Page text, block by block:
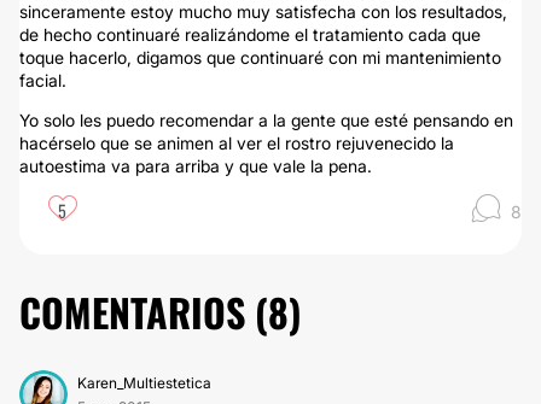
sinceramente estoy mucho muy satisfecha con los resultados,
de hecho continuaré realizándome el tratamiento cada que
toque hacerlo, digamos que continuaré con mi mantenimiento
facial.
Yo solo les puedo recomendar a la gente que esté pensando en
hacérselo que se animen al ver el rostro rejuvenecido la
autoestima va para arriba y que vale la pena.
5 8
COMENTARIOS (8)
Karen_Multiestetica